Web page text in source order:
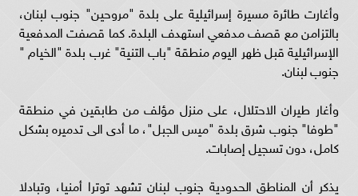
وأغارت طائرة مسيرة إسرائيلية على بلدة "مروحين" جنوب لبنان،
بالتزامن مع قصف مدفعي استهدف البلدة. كما قصفت المدفعية
الإسرائيلية قبل ظهر اليوم منطقة "باب التنية" غرب بلدة "الخيام "
جنوب لبنان.
وأغار طيران الاحتلال، على منزل مؤلف من طابقين في منطقة
"طوفا" جنوب شرق بلدة "ميس الجبل"، ما أدى الى تدميره بشكل
كامل، دون تسجيل إصابات.
يذكر أن المناطق الحدودية جنوب لبنان تشهد توترا أمنيا، وتبادلا